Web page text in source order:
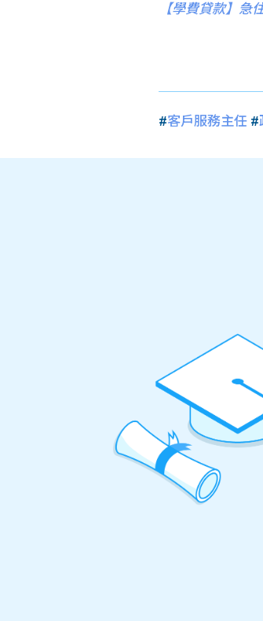
【學費貸款】急
#客戶服務主任#